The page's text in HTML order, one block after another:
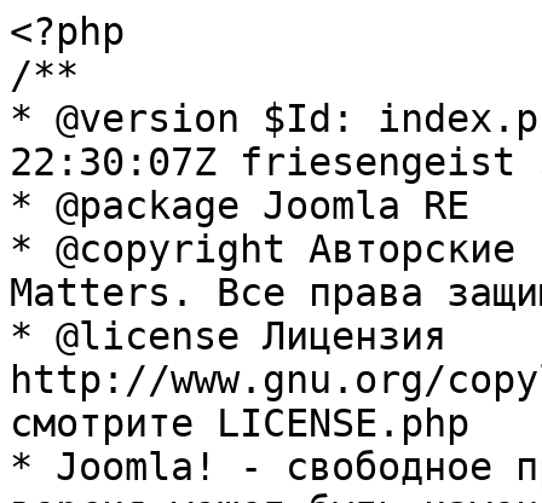
<?php
/**
* @version $Id:
22:30:07Z friesengeist
* @package Joomla RE
* @copyright Авторские
Matters. Все права
* @license Лицензия
http://www.gnu.org/
смотрите LICENSE.php
* Joomla! - свободное